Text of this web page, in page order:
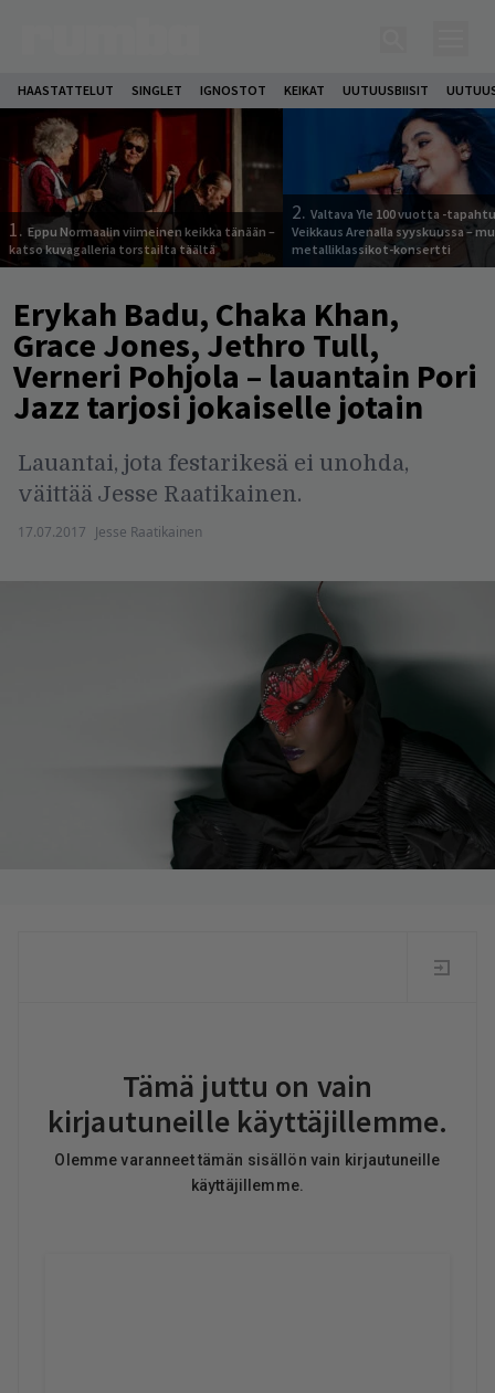
HAASTATTELUT SINGLET IGNOSTOT KEIKAT UUTUUSBIISIT
1. Eppu Normaalin viimeinen keikka tänään –
katso kuvagalleria torstailta täältä
2. Valtava Yle 100 vuotta -
Veikkaus Arenalla syyskuussa –
metalliklassikot-konsertti
Erykah Badu, Chaka Khan,
Grace Jones, Jethro Tull,
Verneri Pohjola – lauantain Pori
Jazz tarjosi jokaiselle jotain
Lauantai, jota festarikesä ei unohda,
väittää Jesse Raatikainen.
17.07.2017 Jesse Raatikainen